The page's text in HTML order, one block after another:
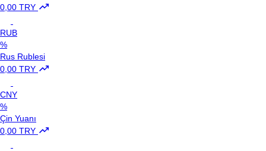
0,00 TRY
RUB
%
Rus Rublesi
0,00 TRY
CNY
%
Çin Yuanı
0,00 TRY